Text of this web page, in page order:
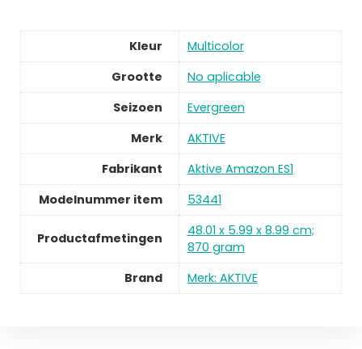
Kleur
Multicolor
Grootte
No aplicable
Seizoen
Evergreen
Merk
AKTIVE
Fabrikant
Aktive Amazon ES1
Modelnummer item
53441
Productafmetingen
48.01 x 5.99 x 8.99 cm;
870 gram
Brand
Merk: AKTIVE